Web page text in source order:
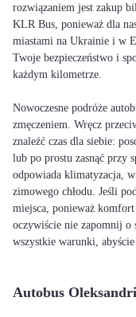
rozwiązaniem jest zakup
KLR Bus, ponieważ dla
miastami na Ukrainie i w
Twoje bezpieczeństwo i
każdym kilometrze.
Nowoczesne podróże
zmęczeniem. Wręcz
znaleźć czas dla siebie:
lub po prostu zasnąć przy
odpowiada klimatyzacja,
zimowego chłodu. Jeśli
miejsca, ponieważ
oczywiście nie zapomnij o
wszystkie warunki,
Autobus